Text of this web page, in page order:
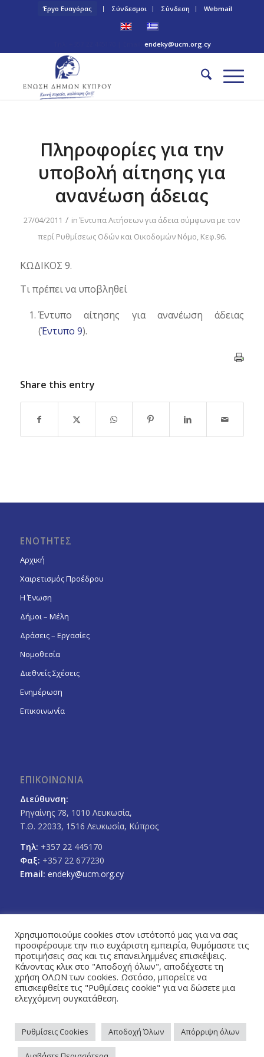
Έργο Ευαγόρας Σύνδεσμοι Σύνδεση Webmail
endeky@ucm.org.cy
Πληροφορίες για την
υποβολή αίτησης για
ανανέωση άδειας
27/04/2011 / inΈντυπα Αιτήσεων για άδεια σύμφωνα με τον
περί Ρυθμίσεως Οδών και Οικοδομών Νόμο, Κεφ.96.
ΚΩΔΙΚΟΣ 9.
Τι πρέπει να υποβληθεί
Έντυπο αίτησης για ανανέωση άδειας
(Έντυπο 9).
Share this entry
ΕΝΟΤΗΤΕΣ
Αρχική
Χαιρετισμός Προέδρου
Η Ένωση
Δήμοι – Μέλη
Δράσεις – Εργασίες
Νομοθεσία
Διεθνείς Σχέσεις
Ενημέρωση
Επικοινωνία
ΕΠΙΚΟΙΝΩΝΙΑ
Διεύθυνση:
Ρηγαίνης 78, 1010 Λευκωσία,
Τ.Θ. 22033, 1516 Λευκωσία, Κύπρος
Τηλ: +357 22 445170
Φαξ: +357 22 677230
Email: endeky@ucm.org.cy
FOLLOW US
Facebook
Twitter
Πολιτική Απορρήτου
© Copyright 2026 - Ένωση Δήμων Κύπρου / Designed & Developed by
Χρησιμοποιούμε cookies στον ιστότοπό μας για να σας
προσφέρουμε την πιο ευχάριστη εμπειρία, θυμόμαστε τις
προτιμήσεις σας και τις επανειλημμένες επισκέψεις.
Κάνοντας κλικ στο "Αποδοχή όλων", αποδέχεστε τη
χρήση ΟΛΩΝ των cookies. Ωστόσο, μπορείτε να
επισκεφθείτε τις "Ρυθμίσεις cookie" για να δώσετε μια
ελεγχόμενη συγκατάθεση.
Ρυθμίσεις Cookies Αποδοχή Όλων Απόρριψη όλων